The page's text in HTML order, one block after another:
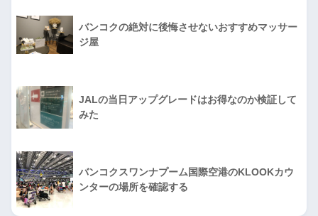
バンコクの絶対に後悔させないおすすめマッサー
ジ屋
JALの当日アップグレードはお得なのか検証して
みた
バンコクスワンナプーム国際空港のKLOOKカウ
ンターの場所を確認する